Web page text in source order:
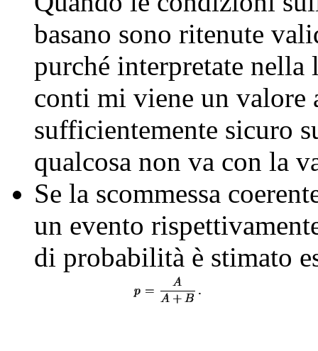
basano sono ritenute
purché interpretate nella
conti mi viene un valore
sufficientemente sicuro
qualcosa non va con la
Se la scommessa
un evento
di probabilità è stimato